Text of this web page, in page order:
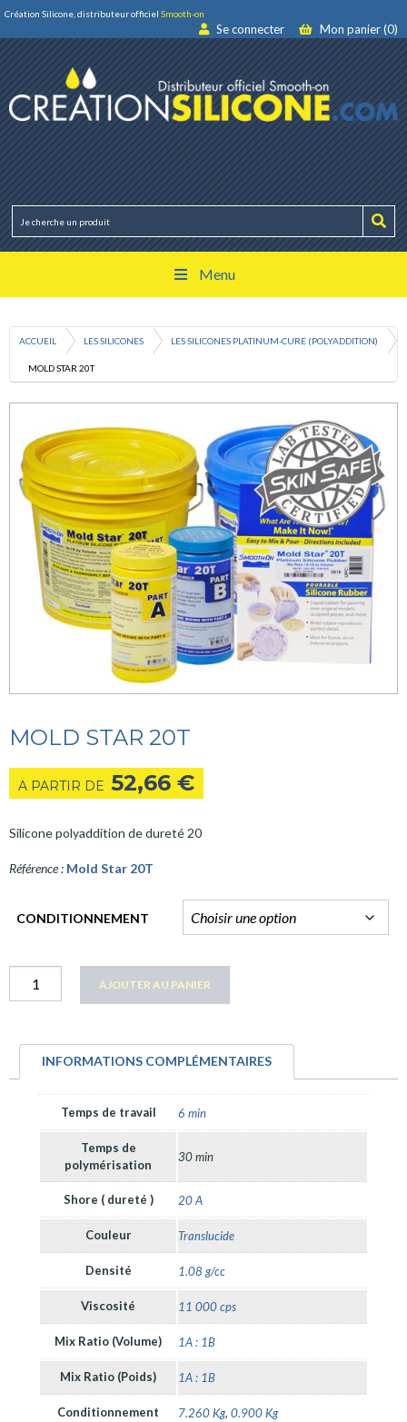
Création Silicone, distributeur officiel Smooth-on
Se connecter Mon panier (0)
Menu
ACCUEIL LES SILICONES LES SILICONES PLATINUM-CURE (POLYADDITION)
MOLD STAR 20T
MOLD STAR 20T
A PARTIR DE 52,66 €
Silicone polyaddition de dureté 20
Référence : Mold Star 20T
CONDITIONNEMENT
quantité
Mold
20T
AJOUTER AU PANIER
INFORMATIONS COMPLÉMENTAIRES
Temps de travail 6 min
Temps de
polymérisation
30 min
Shore ( dureté ) 20 A
Couleur Translucide
Densité 1.08 g/cc
Viscosité 11 000 cps
Mix Ratio (Volume) 1A : 1B
Mix Ratio (Poids) 1A : 1B
Conditionnement 7.260 Kg, 0.900 Kg